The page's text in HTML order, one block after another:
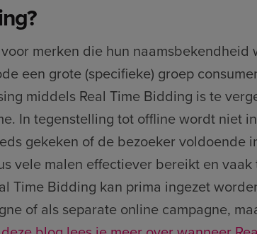
merken die hun
een grote (specifieke) groep
middels Real Time Bidding is te
In tegenstelling tot offline wordt niet
gekeken of de bezoeker voldoende
vele malen effectiever bereikt en vaak
Time Bidding kan prima ingezet
of als separate online campagne,